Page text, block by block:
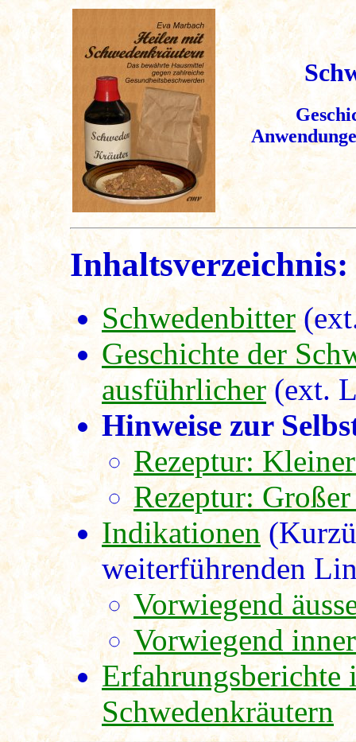
Inhaltsverzeichnis:
Schwedenbitter
Geschichte der
ausführlicher(ext.
Hinweise zur
Rezeptur:
Rezeptur:
Indikationen
weiterführenden
Vorwiegend
Vorwiegend
Erfahrungsberichte
Schwedenkräutern